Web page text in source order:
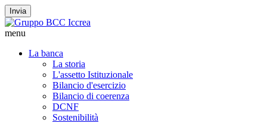
Invia
menu
La banca
La storia
L'assetto Istituzionale
Bilancio d'esercizio
Bilancio di coerenza
DCNF
Sostenibilità